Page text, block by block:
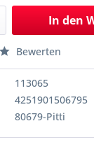
In den
Bewerten
113065
4251901506795
80679-Pitti